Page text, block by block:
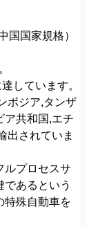
国国家規格）
しています。
ボジア,タンザ
ア共和国,エチ
出されていま
ルプロセスサ
あるという
特殊自動車を